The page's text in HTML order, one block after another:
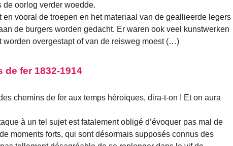
oorlog verder woedde.
en vooral de troepen en het materiaal van de geallieerde legers
de burgers worden gedacht. Er waren ook veel kunstwerken
worden overgestapt of van de reisweg moest (…)
de fer 1832-1914
chemins de fer aux temps héroïques, dira-t-on ! Et on aura
à un tel sujet est fatalement obligé d’évoquer pas mal de
moments forts, qui sont désormais supposés connus des